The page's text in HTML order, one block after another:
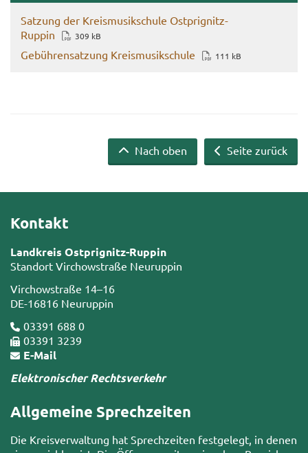
Sat­zung der Kreis­mu­sik­schu­le Ostprignitz-​
Ruppin
309 kB
Ge­büh­ren­sat­zung Kreis­mu­sik­schu­le 111 kB
Seite zurück
Nach oben
Kontakt
Landkreis Ostprignitz-Ruppin
Standort Virchowstraße Neuruppin
Virchowstraße 14–16
DE-16816 Neuruppin
03391 688 0
03391 3239
E-Mail
Elektronischer Rechtsverkehr
Allgemeine Sprechzeiten
Die Kreisverwaltung hat Sprechzeiten festgelegt, in denen